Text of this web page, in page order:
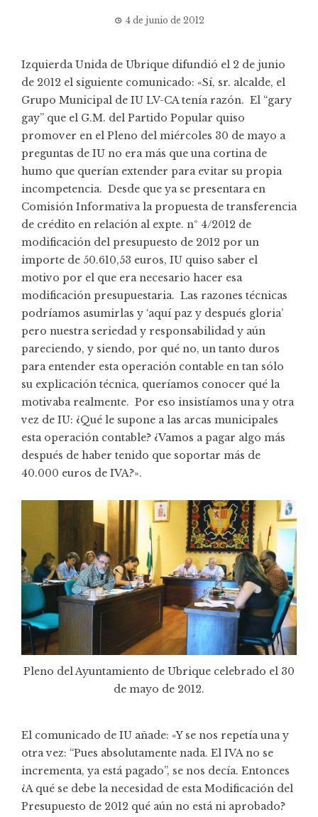
4 de junio de 2012
Izquierda Unida de Ubrique difundió el 2 de junio
de 2012 el siguiente comunicado: «Sí, sr. alcalde, el
Grupo Municipal de IU LV-CA tenía razón. El “gary
gay” que el G.M. del Partido Popular quiso
promover en el Pleno del miércoles 30 de mayo a
preguntas de IU no era más que una cortina de
humo que querían extender para evitar su propia
incompetencia. Desde que ya se presentara en
Comisión Informativa la propuesta de transferencia
de crédito en relación al expte. nº 4/2012 de
modificación del presupuesto de 2012 por un
importe de 50.610,53 euros, IU quiso saber el
motivo por el que era necesario hacer esa
modificación presupuestaria. Las razones técnicas
podríamos asumirlas y ‘aquí paz y después gloria’
pero nuestra seriedad y responsabilidad y aún
pareciendo, y siendo, por qué no, un tanto duros
para entender esta operación contable en tan sólo
su explicación técnica, queríamos conocer qué la
motivaba realmente. Por eso insistíamos una y otra
vez de IU: ¿Qué le supone a las arcas municipales
esta operación contable? ¿Vamos a pagar algo más
después de haber tenido que soportar más de
40.000 euros de IVA?».
Pleno del Ayuntamiento de Ubrique celebrado el 30
de mayo de 2012.
El comunicado de IU añade: «Y se nos repetía una y
otra vez: “Pues absolutamente nada. El IVA no se
incrementa, ya está pagado”, se nos decía. Entonces
¿A qué se debe la necesidad de esta Modificación del
Presupuesto de 2012 qué aún no está ni aprobado?